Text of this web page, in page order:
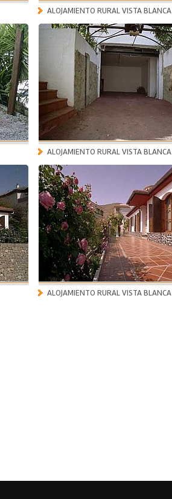
ALOJAMIENTO RURAL VISTA BLANCA
ALOJAMIENTO RURAL VISTA BLANCA
ALOJAMIENTO RURAL VISTA BLANCA